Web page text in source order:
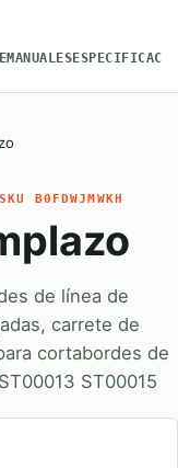
MANUALES
B0FDWJMWKH
de línea de
carrete de
cortabordes de
ST00015